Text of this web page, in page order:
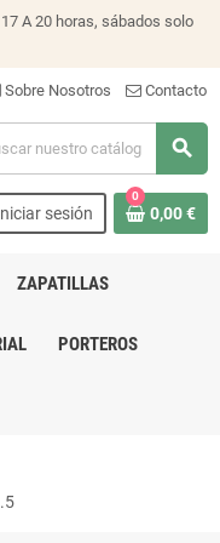
A 20 horas, sábados solo
Sobre Nosotros Contacto
search
sesión
0
0,00 €
ZAPATILLAS
PORTEROS